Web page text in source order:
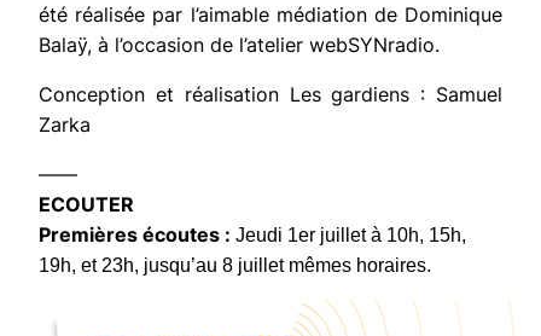
été réalisée par l’aimable médiation de Dominique
Balaÿ, à l’occasion de l’atelier webSYNradio.
Conception et réalisation Les gardiens : Samuel
Zarka
——
ECOUTER
Premières écoutes : Jeudi 1er juillet à 10h, 15h,
19h, et 23h, jusqu’au 8 juillet mêmes horaires.